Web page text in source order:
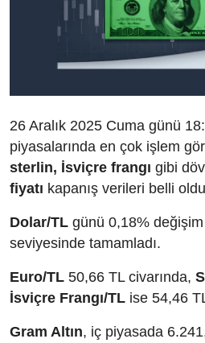
26 Aralık 2025 Cuma günü
piyasalarında en çok işlem
sterlin, İsviçre frangı gibi
fiyatı kapanış verileri belli
Dolar/TL günü 0,18%
seviyesinde tamamladı.
Euro/TL 50,66 TL civarında,
İsviçre Frangı/TL ise 54,46
Gram Altın, iç piyasada